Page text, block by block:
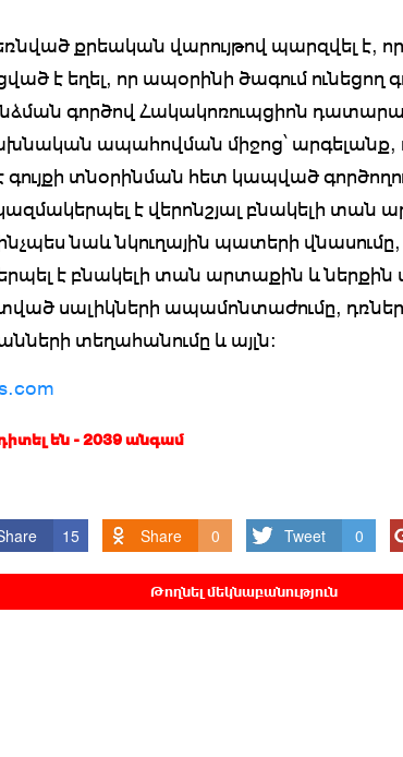
քրեական վարույթով պարզվել է,
է եղել, որ ապօրինի ծագում ունեցող
գործով Հակակոռուպցիոն
ապահովման միջոց՝
գույքի տնօրինման հետ կապված
է վերոնշյալ բնակելի տան
նաև նկուղային պատերի
է բնակելի տան արտաքին և
սալիկների ապամոնտաժումը,
տեղահանումը և այլն:
դիտել են - 2039 անգամ
15 Share 0 Tweet 0
Թողնել մեկնաբանություն